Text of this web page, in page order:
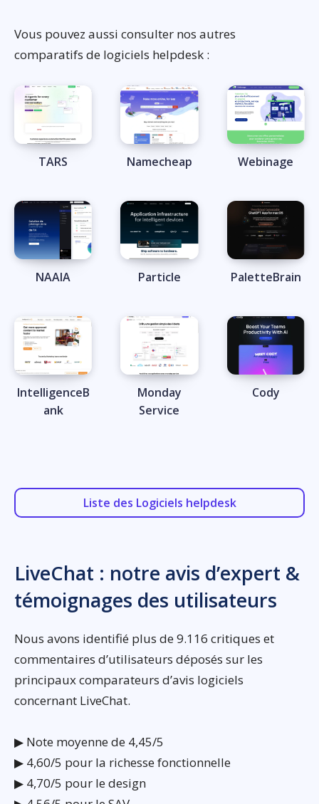
Vous pouvez aussi consulter nos autres
comparatifs de logiciels helpdesk :
TARS Namecheap Webinage
NAAIA Particle PaletteBrain
IntelligenceB
ank
Monday
Service
Cody
Liste des Logiciels helpdesk
LiveChat : notre avis d’expert &
témoignages des utilisateurs
Nous avons identifié plus de 9.116 critiques et
commentaires d’utilisateurs déposés sur les
principaux comparateurs d’avis logiciels
concernant LiveChat.
▶ Note moyenne de 4,45/5
▶ 4,60/5 pour la richesse fonctionnelle
▶ 4,70/5 pour le design